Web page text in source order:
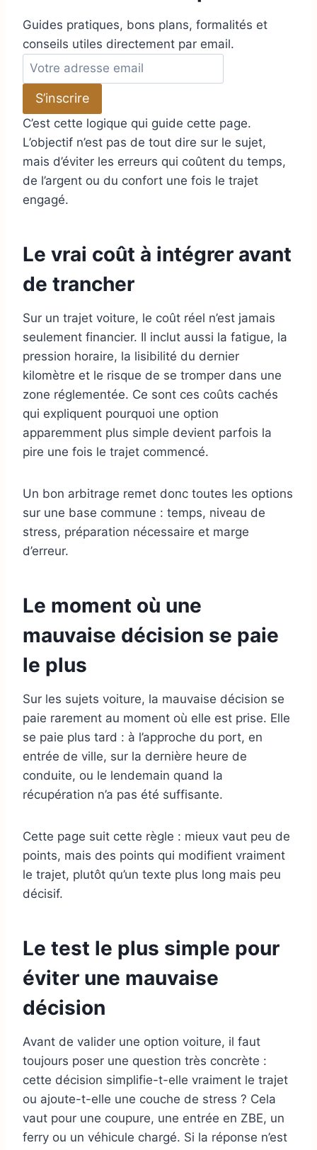
Guides pratiques, bons plans, formalités et
conseils utiles directement par email.
A
d
e
s
s
e
e
S’inscrire
C’est cette logique qui guide cette page.
L’objectif n’est pas de tout dire sur le sujet,
mais d’éviter les erreurs qui coûtent du temps,
de l’argent ou du confort une fois le trajet
engagé.
Le vrai coût à intégrer avant
de trancher
Sur un trajet voiture, le coût réel n’est jamais
seulement financier. Il inclut aussi la fatigue, la
pression horaire, la lisibilité du dernier
kilomètre et le risque de se tromper dans une
zone réglementée. Ce sont ces coûts cachés
qui expliquent pourquoi une option
apparemment plus simple devient parfois la
pire une fois le trajet commencé.
Un bon arbitrage remet donc toutes les options
sur une base commune : temps, niveau de
stress, préparation nécessaire et marge
d’erreur.
Le moment où une
mauvaise décision se paie
le plus
Sur les sujets voiture, la mauvaise décision se
paie rarement au moment où elle est prise. Elle
se paie plus tard : à l’approche du port, en
entrée de ville, sur la dernière heure de
conduite, ou le lendemain quand la
récupération n’a pas été suffisante.
Cette page suit cette règle : mieux vaut peu de
points, mais des points qui modifient vraiment
le trajet, plutôt qu’un texte plus long mais peu
décisif.
Le test le plus simple pour
éviter une mauvaise
décision
Avant de valider une option voiture, il faut
toujours poser une question très concrète :
cette décision simplifie-t-elle vraiment le trajet
ou ajoute-t-elle une couche de stress ? Cela
vaut pour une coupure, une entrée en ZBE, un
ferry ou un véhicule chargé. Si la réponse n’est